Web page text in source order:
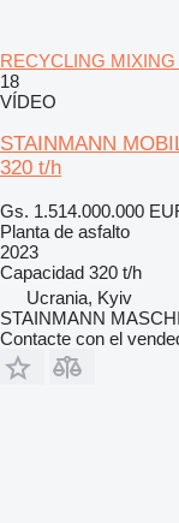
RECYCLING
18
VÍDEO
STAINMANN
320 t/h
Gs. 1.514.000.000
Planta de asfalto
2023
Capacidad 320 t/h
Ucrania, Kyiv
STAINMANN
Contacte con el